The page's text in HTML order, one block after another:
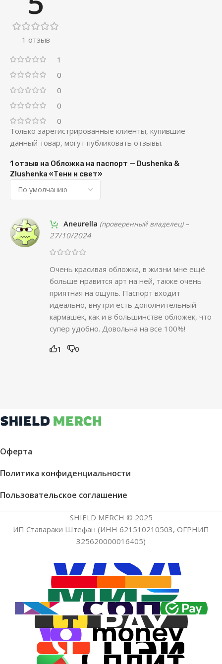
1 отзыв
1
0
0
0
0
1 отзыв на Обложка на паспорт — Dushenka &
Zlushenka «Тени и свет»
Aneurella (проверенный владелец) –
27/10/2024
Очень красивая обложка, в жизни мне ещё
больше нравится арт на ней, также очень
приятная на ощупь. Паспорт входит
идеально, внутри есть дополнительный
кармашек, как и в большинстве обложек, что
супер удобно. Довольна на все 100%!
1 0
Только зарегистрированные клиенты, купившие
данный товар, могут публиковать отзывы.
Оферта
Политика конфиденциальности
Пользовательское соглашение
SHIELD MERCH © 2025
ИП Ставараки Штефан (ИНН 621510210503, ОГРНИП
325620000016405)
Обложка